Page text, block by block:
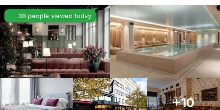
Göteborg
Malmö
Hela Norge
Oslo
Bergen
38 people viewed today
+10